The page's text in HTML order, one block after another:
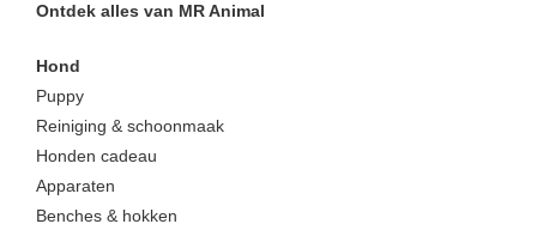
Ontdek alles van MR Animal
Hond
Puppy
Reiniging & schoonmaak
Honden cadeau
Apparaten
Benches & hokken